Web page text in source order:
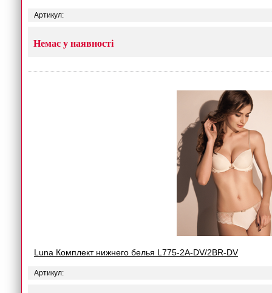
Артикул:
Немає у наявності
Luna Комплект нижнего белья L775-2A-DV/2BR-DV
Артикул: